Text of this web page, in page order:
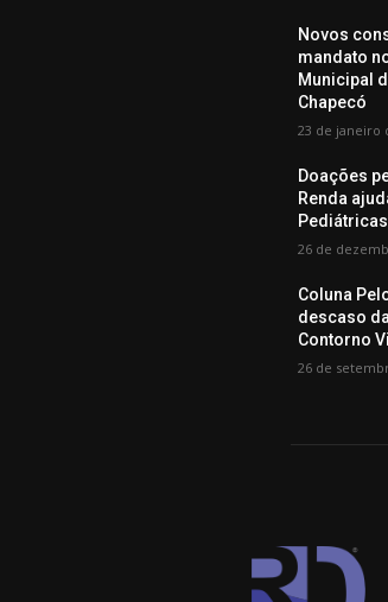
Novos
mandato
Municipal
Chapecó
23 de janeiro
Doações
Renda
26 de
Coluna
descaso
Contorno
26 de